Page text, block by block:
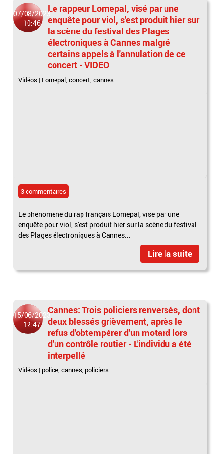
07/08/2023
10:46
Le rappeur Lomepal, visé par une
enquête pour viol, s'est produit hier sur
la scène du festival des Plages
électroniques à Cannes malgré
certains appels à l'annulation de ce
concert - VIDEO
Vidéos | Lomepal,concert,cannes
3 commentaires
Le phénomène du rap français Lomepal, visé par une
enquête pour viol, s'est produit hier sur la scène du festival
des Plages électroniques à Cannes...
Lire la suite
15/06/2023
12:47
Cannes: Trois policiers renversés, dont
deux blessés grièvement, après le
refus d'obtempérer d'un motard lors
d'un contrôle routier - L'individu a été
interpellé
Vidéos | police,cannes, policiers